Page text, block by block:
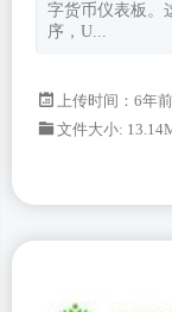
字货币仪表板。
序，U...
上传时间：6年前
文件大小: